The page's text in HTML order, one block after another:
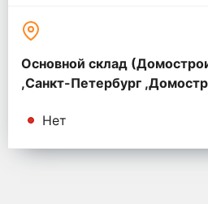
Основной склад
,Санкт-Петербург
Нет